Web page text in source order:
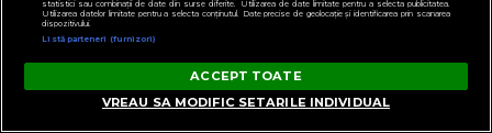
despre momentul în care aceasta a leșinat în
casă: „Nu știam ce să fac, eram în stare de șoc.”
statistici sau combinații de date din surse diferite. Utilizarea de date limitate pentru a selecta publicitatea.
Utilizarea datelor limitate pentru a selecta conținutul. Date precise de geolocație și identificarea prin scanarea
dispozitivului.
Listă parteneri (furnizori)
ACCEPT TOATE
VREAU SA MODIFIC SETARILE INDIVIDUAL